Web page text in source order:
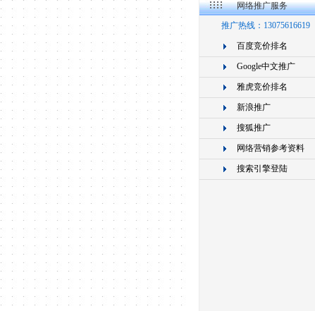
网络推广服务
推广热线：13075616619
百度竞价排名
Google中文推广
雅虎竞价排名
新浪推广
搜狐推广
网络营销参考资料
搜索引擎登陆